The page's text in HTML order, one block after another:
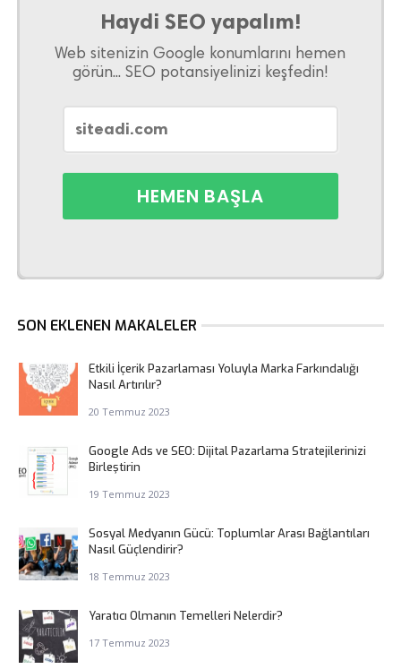
Haydi SEO yapalım!
Web sitenizin Google konumlarını hemen
görün... SEO potansiyelinizi keşfedin!
SON EKLENEN MAKALELER
Etkili İçerik Pazarlaması Yoluyla Marka Farkındalığı
Nasıl Artırılır?
20 Temmuz 2023
Google Ads ve SEO: Dijital Pazarlama Stratejilerinizi
Birleştirin
19 Temmuz 2023
Sosyal Medyanın Gücü: Toplumlar Arası Bağlantıları
Nasıl Güçlendirir?
18 Temmuz 2023
Yaratıcı Olmanın Temelleri Nelerdir?
17 Temmuz 2023